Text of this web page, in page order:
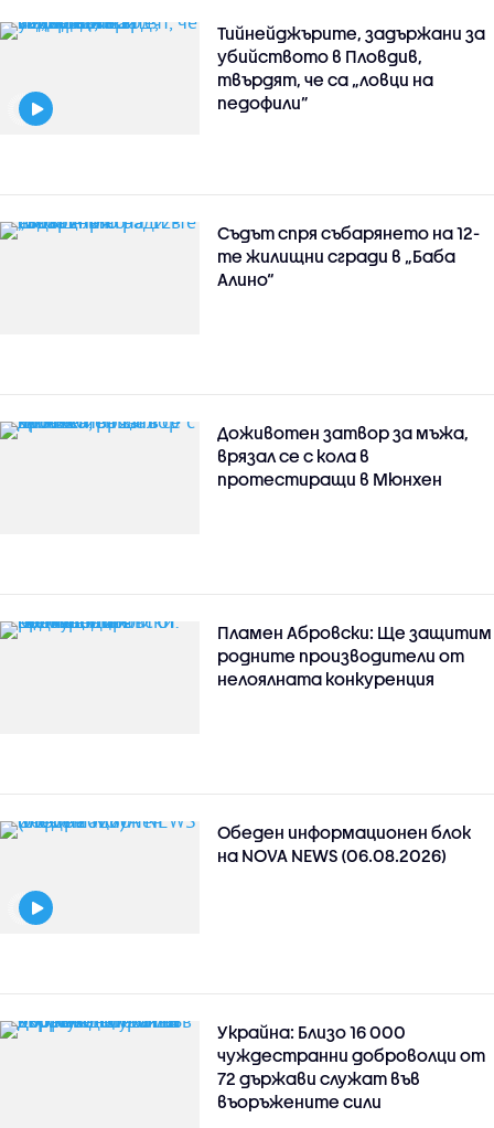
Тийнейджърите, задържани за
убийството в Пловдив,
твърдят, че са „ловци на
педофили”
Съдът спря събарянето на 12-
те жилищни сгради в „Баба
Алино“
Доживотен затвор за мъжа,
врязал се с кола в
протестиращи в Мюнхен
Пламен Абровски: Ще защитим
родните производители от
нелоялната конкуренция
Обеден информационен блок
на NOVA NEWS (06.08.2026)
Украйна: Близо 16 000
чуждестранни доброволци от
72 държави служат във
въоръжените сили